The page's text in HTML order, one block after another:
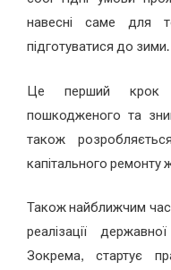
навесні саме для
підготуватися до зими.
Це перший крок
пошкодженого та
також
капітального ремонту
Також найближчим
реалізації
Зокрема, стартує